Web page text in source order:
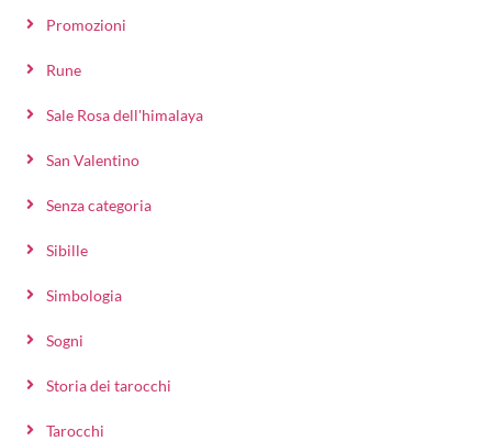
Promozioni
Rune
Sale Rosa dell'himalaya
San Valentino
Senza categoria
Sibille
Simbologia
Sogni
Storia dei tarocchi
Tarocchi